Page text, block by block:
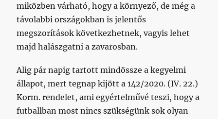
miközben várható, hogy a környező, de még a
távolabbi országokban is jelentős
megszorítások következhetnek, vagyis lehet
majd halászgatni a zavarosban.
Alig pár napig tartott mindössze a kegyelmi
állapot, mert tegnap kijött a 142/2020. (IV. 22.)
Korm. rendelet, ami egyértelművé teszi, hogy a
futballban most nincs szükségünk sok olyan